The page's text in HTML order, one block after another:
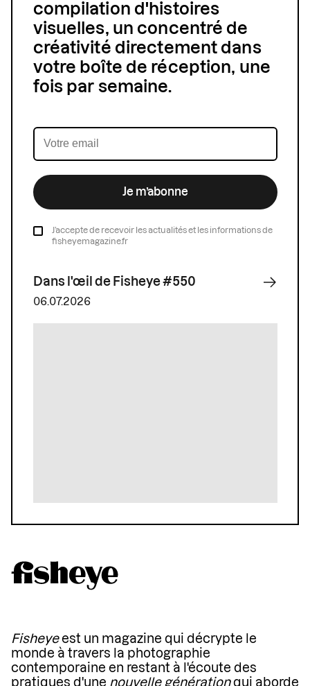
compilation d'histoires
visuelles, un concentré de
créativité directement dans
votre boîte de réception, une
fois par semaine.
Je m’abonne
J’accepte de recevoir les actualités et les informations de
fisheyemagazine.fr
Dans l'œil de Fisheye #550
06.07.2026
Fisheyeest un magazine qui décrypte le
monde à travers la photographie
contemporaine en restant à l'écoute des
pratiques d'une nouvelle générationqui aborde